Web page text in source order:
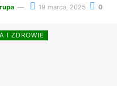
19 marca, 2025 0
I ZDROWIE